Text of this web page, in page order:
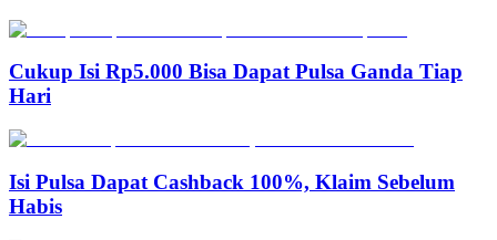
Cukup Isi Rp5.000 Bisa Dapat Pulsa Ganda Tiap
Hari
Isi Pulsa Dapat Cashback 100%, Klaim Sebelum
Habis